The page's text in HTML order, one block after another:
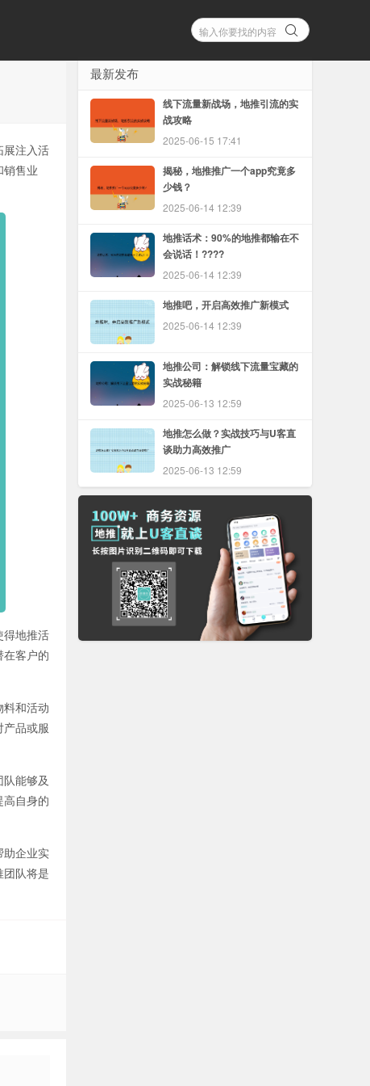
展注入活
销售业
得地推活
客户的
和活动
品或服
能够及
自身的
企业实
队将是
最新发布
线下流量新战场，地推引流的实
战攻略
2025-06-15 17:41
揭秘，地推推广一个app究竟多
少钱？
2025-06-14 12:39
地推话术：90%的地推都输在不
会说话！????
2025-06-14 12:39
地推吧，开启高效推广新模式
2025-06-14 12:39
地推公司：解锁线下流量宝藏的
实战秘籍
2025-06-13 12:59
地推怎么做？实战技巧与U客直
谈助力高效推广
2025-06-13 12:59